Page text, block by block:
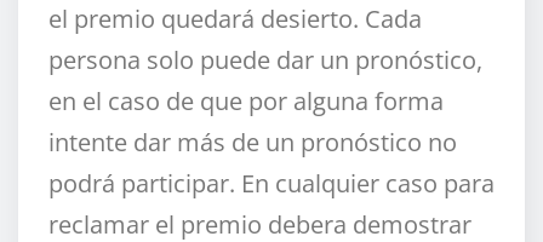
el premio quedará desierto. Cada
persona solo puede dar un pronóstico,
en el caso de que por alguna forma
intente dar más de un pronóstico no
podrá participar. En cualquier caso para
reclamar el premio debera demostrar